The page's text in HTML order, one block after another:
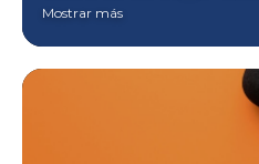
Mostrar más